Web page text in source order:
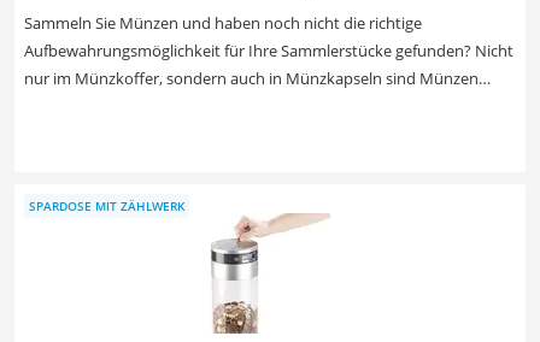
Sammeln Sie Münzen und haben noch nicht die richtige
Aufbewahrungsmöglichkeit für Ihre Sammlerstücke gefunden? Nicht
nur im Münzkoffer, sondern auch in Münzkapseln sind Münzen
Vergleichstabelle, die Platz für besonders viele Münzen bieten oder
eine praktische Aufbewahrungsbox für mehr Ordnung besitzen.
SPARDOSE MIT ZÄHLWERK